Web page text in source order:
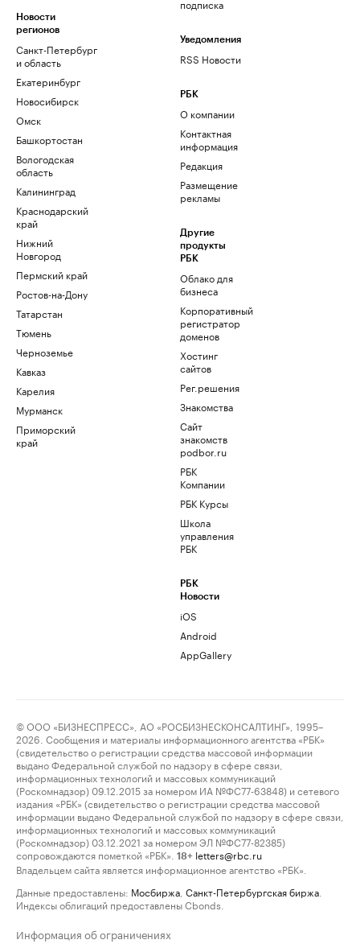
Новости
регионов
Санкт-Петербург
и область
Екатеринбург
Новосибирск
Омск
Башкортостан
Вологодская
область
Калининград
Краснодарский
край
Нижний
Новгород
Пермский край
Ростов-на-Дону
Татарстан
Тюмень
Черноземье
Кавказ
Карелия
Мурманск
Приморский
край
подписка
Уведомления
RSS Новости
РБК
О компании
Контактная
информация
Редакция
Размещение
рекламы
Другие
продукты
РБК
Облако для
бизнеса
Корпоративный
регистратор
доменов
Хостинг
сайтов
Рег.решения
Знакомства
Сайт
знакомств
podbor.ru
РБК
Компании
РБК Курсы
Школа
управления
РБК
РБК
Новости
iOS
Android
AppGallery
© ООО «БИЗНЕСПРЕСС», АО «РОСБИЗНЕСКОНСАЛТИНГ», 1995–
2026. Сообщения и материалы информационного агентства «РБК»
(свидетельство о регистрации средства массовой информации
выдано Федеральной службой по надзору в сфере связи,
информационных технологий и массовых коммуникаций
(Роскомнадзор) 09.12.2015 за номером ИА №ФС77-63848) и сетевого
издания «РБК» (свидетельство о регистрации средства массовой
информации выдано Федеральной службой по надзору в сфере связи,
информационных технологий и массовых коммуникаций
(Роскомнадзор) 03.12.2021 за номером ЭЛ №ФС77-82385)
сопровождаются пометкой «РБК».
18+ letters@rbc.ru
Владельцем сайта является информационное агентство «РБК».
Данные предоставлены: Мосбиржа Санкт-Петербургская биржа
Индексы облигаций предоставлены Cbonds.
Информация об ограничениях